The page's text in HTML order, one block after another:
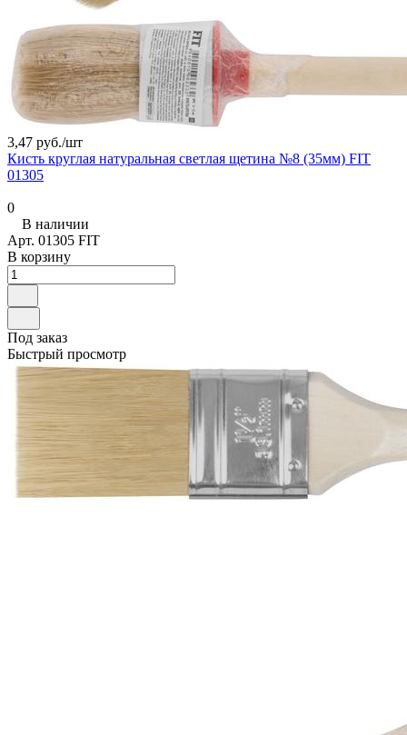
3,47 руб./шт
Кисть круглая натуральная светлая щетина №8 (35мм) FIT
01305
0
В наличии
Арт. 01305 FIT
В корзину
Под заказ
Быстрый просмотр